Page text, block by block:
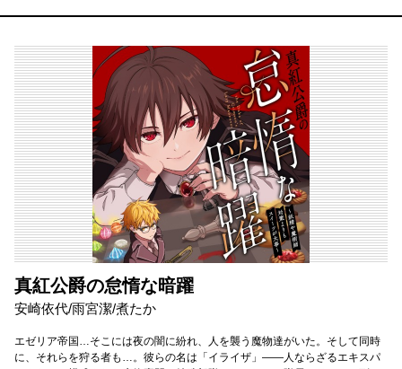
真紅公爵の怠惰な暗躍
安崎依代/雨宮潔/煮たか
エゼリア帝国…そこには夜の闇に紛れ、人を襲う魔物達がいた。そして同時
に、それらを狩る者も…。彼らの名は「イライザ」――人ならざるエキスパ